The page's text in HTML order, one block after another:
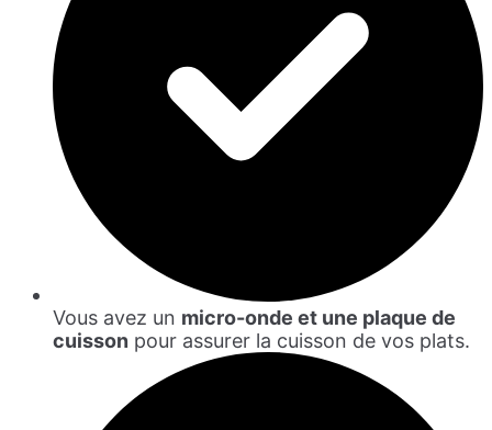
Vous avez un micro-onde et une plaque de
cuisson pour assurer la cuisson de vos plats.